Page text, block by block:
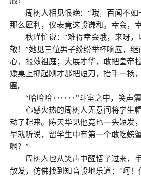
周树人相见恨晚：“哦，百闻不如
那么犀利，仪表竟这般谦和。幸会，
秋瑾忙说：“难得幸会哦，来呀，
敬！”她见三位男子纷纷举杯响应，继
心，报效祖庭；大展才华，敢把皇帝
矮桌上抓起刚才那把短刀，抬手一扬
圈。
“哈哈哈･･････”斗室之中，笑声震
心感火热的周树人无意间将学生
动了起来。陈天华见他竟也一头短发
早就听说，留学生中有第一个敢吃螃
啊？”
周树人也从笑声中醒悟了过来，
散发，仿佛找到知音般地乐道：“呵